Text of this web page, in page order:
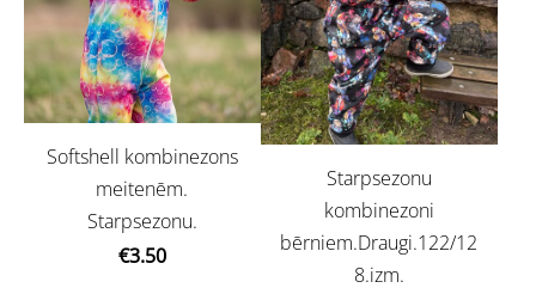
Softshell kombinezons
meitenēm.
Starpsezonu.
€3.50
Starpsezonu
kombinezoni
bērniem.Draugi.122/12
8.izm.